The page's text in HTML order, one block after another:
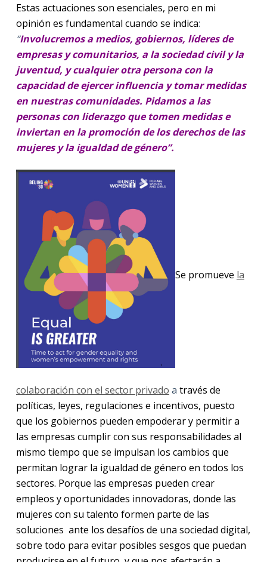
Estas actuaciones son esenciales, pero en mi
opinión es fundamental cuando se indica:
“Involucremos a medios, gobiernos, líderes de
empresas y comunitarios, a la sociedad civil y la
juventud, y cualquier otra persona con la
capacidad de ejercer influencia y tomar medidas
en nuestras comunidades. Pidamos a las
personas con liderazgo que tomen medidas e
inviertan en la promoción de los derechos de las
mujeres y la igualdad de género”.
Se promueve la
colaboración con el sector privado a través de
políticas, leyes, regulaciones e incentivos, puesto
que los gobiernos pueden empoderar y permitir a
las empresas cumplir con sus responsabilidades al
mismo tiempo que se impulsan los cambios que
permitan lograr la igualdad de género en todos los
sectores. Porque las empresas pueden crear
empleos y oportunidades innovadoras, donde las
mujeres con su talento formen parte de las
soluciones ante los desafíos de una sociedad digital,
sobre todo para evitar posibles sesgos que puedan